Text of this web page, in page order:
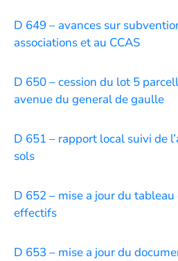
D 649 – avances sur
associations et au CCAS
D 650 – cession du lot 5
avenue du general de gaulle
D 651 – rapport local suivi de
sols
D 652 – mise a jour du
effectifs
D 653 – mise a jour du